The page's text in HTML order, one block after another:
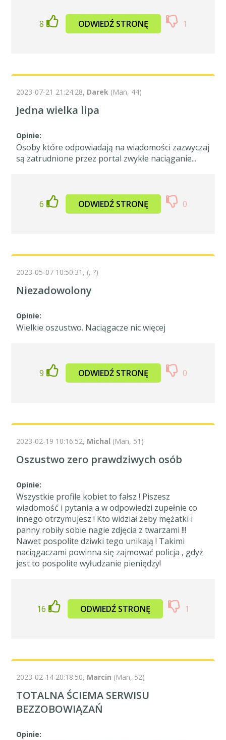
8 ODWIEDŹ STRONĘ 1
2023-07-21 21:24:28, Darek (Man, 44)
Jedna wielka lipa
Opinie:
Osoby które odpowiadają na wiadomości zazwyczaj
są zatrudnione przez portal zwykłe naciąganie...
6 ODWIEDŹ STRONĘ 0
2023-05-07 10:50:31, (, ?)
Niezadowolony
Opinie:
Wielkie oszustwo. Naciągacze nic więcej
9 ODWIEDŹ STRONĘ 0
2023-02-19 10:16:52, Michal (Man, 51)
Oszustwo zero prawdziwych osób
Opinie:
Wszystkie profile kobiet to fałsz ! Piszesz
wiadomość i pytania a w odpowiedzi zupełnie co
innego otrzymujesz ! Kto widział żeby mężatki i
panny robiły sobie nagie zdjęcia z twarzami !!!
Nawet pospolite dziwki tego unikają ! Takimi
naciągaczami powinna się zajmować policja , gdyż
jest to pospolite wyłudzanie pieniędzy!
16 ODWIEDŹ STRONĘ 1
2023-02-14 20:18:50, Marcin (Man, 52)
TOTALNA ŚCIEMA SERWISU
BEZZOBOWIĄZAŃ
Opinie: